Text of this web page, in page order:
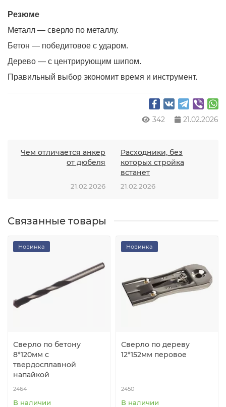
Резюме
Металл — сверло по металлу.
Бетон — победитовое с ударом.
Дерево — с центрирующим шипом.
Правильный выбор экономит время и инструмент.
342 21.02.2026
Чем отличается анкер
от дюбеля
21.02.2026
Расходники, без
которых стройка
встанет
21.02.2026
Связанные товары
Новинка
Сверло по бетону
8*120мм с
твердосплавной
напайкой
2464
В наличии
Новинка
Сверло по дереву
12*152мм перовое
2450
В наличии